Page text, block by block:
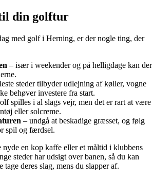
din golftur
med golf i Herning, er der nogle ting, der
– især i weekender og på helligdage kan der
steder tilbyder udlejning af køller, vogne
behøver investere fra start.
spilles i al slags vejr, men det er rart at være
eller solcreme.
– undgå at beskadige græsset, og følg
spil og færdsel.
en kop kaffe eller et måltid i klubbens
steder har udsigt over banen, så du kan
tage deres slag, mens du slapper af.